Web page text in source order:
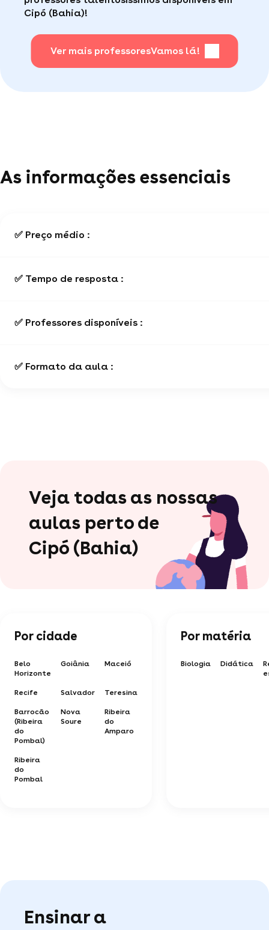
Para saber + acesse nossa página de perguntas
mais frequentes.
Cipó (Bahia)!
Ver mais professoresVamos lá!
As informações essenciais
✅ Preço médio :
✅ Tempo de resposta :
✅ Professores disponíveis :
✅ Formato da aula :
Veja todas as nossas
aulas perto de
Cipó (Bahia)
Por cidade
Belo
Horizonte
Goiânia Maceió
Recife Salvador Teresina
Barrocão
(Ribeira
do
Pombal)
Nova
Soure
Ribeira
do
Amparo
Ribeira
do
Pombal
Por matéria
Biologia Didática
Ensinar a